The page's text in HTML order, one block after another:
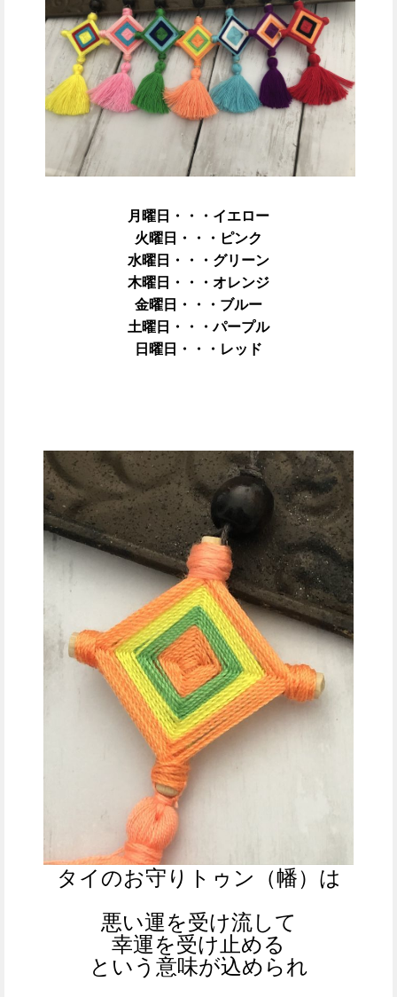
月曜日・・・イエロー
火曜日・・・ピンク
水曜日・・・グリーン
木曜日・・・オレンジ
金曜日・・・ブルー
土曜日・・・パープル
日曜日・・・レッド
タイのお守りトゥン（幡）は
悪い運を受け流して
幸運を受け止める
という意味が込められ